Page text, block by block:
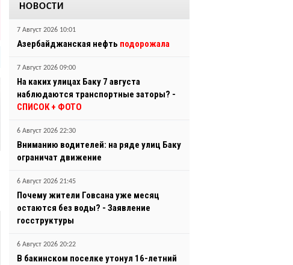
НОВОСТИ
7 Август 2026 10:01
Азербайджанская нефть подорожала
7 Август 2026 09:00
На каких улицах Баку 7 августа
наблюдаются транспортные заторы? -
СПИСОК + ФОТО
6 Август 2026 22:30
Вниманию водителей: на ряде улиц Баку
ограничат движение
6 Август 2026 21:45
Почему жители Говсана уже месяц
остаются без воды? - Заявление
госструктуры
6 Август 2026 20:22
В бакинском поселке утонул 16-летний